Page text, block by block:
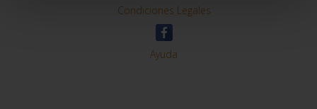
Condiciones Legales
Ayuda